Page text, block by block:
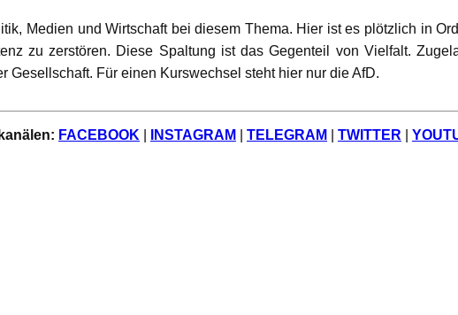
Medien und Wirtschaft bei diesem Thema. Hier ist es plötzlich in
zu zerstören. Diese Spaltung ist das Gegenteil von Vielfalt.
Gesellschaft. Für einen Kurswechsel steht hier nur die AfD.
FACEBOOK INSTAGRAM TELEGRAM TWITTER